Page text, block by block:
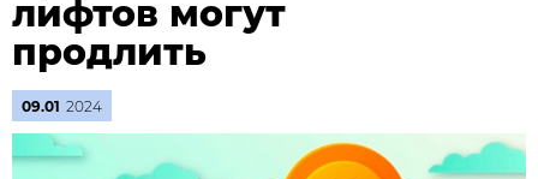
лифтов могут
продлить
09.01 2024